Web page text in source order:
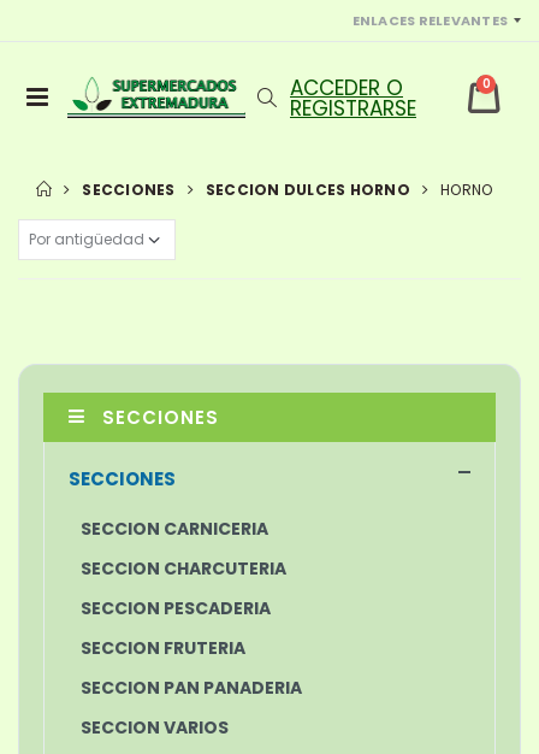
ENLACES RELEVANTES
0
SECCIONES SECCION DULCES HORNO HORNO
SECCIONES
SECCIONES
SECCION CARNICERIA
SECCION CHARCUTERIA
SECCION PESCADERIA
SECCION FRUTERIA
SECCION PAN PANADERIA
SECCION VARIOS